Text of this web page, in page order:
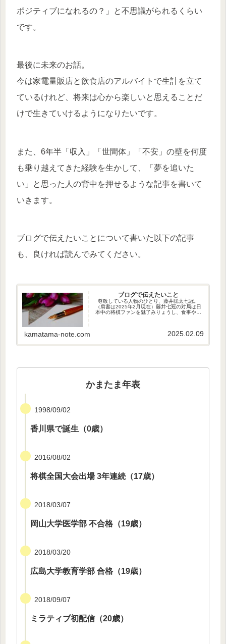
ポジティブになれるの？」と不思議がられるくらい
です。
最後に未来のお話。
今は家電量販店と飲食店のアルバイトで生計を立て
ているけれど、将来は心から楽しいと思えることだ
けで生きていけるようになりたいです。
また、6年半「収入」「世間体」「不安」の壁を何度
も乗り越えてきた経験を生かして、「夢を追いた
い」と思った人の背中を押せるような記事を書いて
いきます。
ブログで伝えたいことについて書いた以下の記事
も、良ければ読んでみてください。
ブログで伝えたいこと
尊敬している人物のひとり、藤井聡太七冠。
（肩書は2025年2月現在）藤井七冠の対局は日
本中の将棋ファンを魅了みりょうし、食事やお
kamatama-note.com 2025.02.09
かまたま年表
1998/09/02
香川県で誕生（0歳）
2016/08/02
将棋全国大会出場 3年連続（17歳）
2018/03/07
岡山大学医学部 不合格（19歳）
2018/03/20
広島大学教育学部 合格（19歳）
2018/09/07
ミラティブ初配信（20歳）